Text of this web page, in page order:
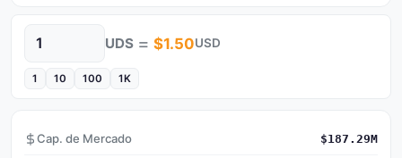
Cantidad UDS = $1.50USD
1 10 100 1K
Cap. de Mercado $187.29M